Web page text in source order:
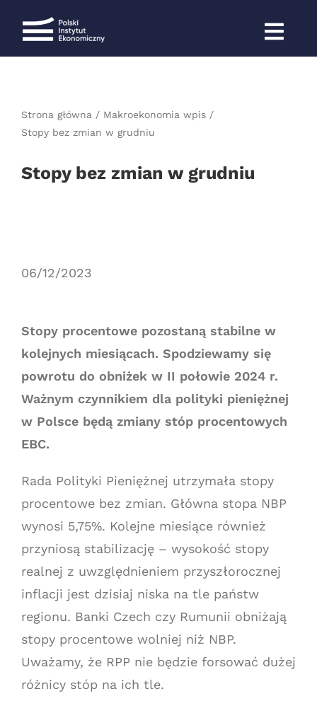
Strona główna
Makroekonomia wpis
Stopy bez zmian w grudniu
Stopy bez zmian w grudniu
06/12/2023
Stopy procentowe pozostaną stabilne w
kolejnych miesiącach. Spodziewamy się
powrotu do obniżek w II połowie 2024 r.
Ważnym czynnikiem dla polityki pieniężnej
w Polsce będą zmiany stóp procentowych
EBC.
Rada Polityki Pieniężnej utrzymała stopy
procentowe bez zmian. Główna stopa NBP
wynosi 5,75%. Kolejne miesiące również
przyniosą stabilizację – wysokość stopy
realnej z uwzględnieniem przyszłorocznej
inflacji jest dzisiaj niska na tle państw
regionu. Banki Czech czy Rumunii obniżają
stopy procentowe wolniej niż NBP.
Uważamy, że RPP nie będzie forsować dużej
różnicy stóp na ich tle.